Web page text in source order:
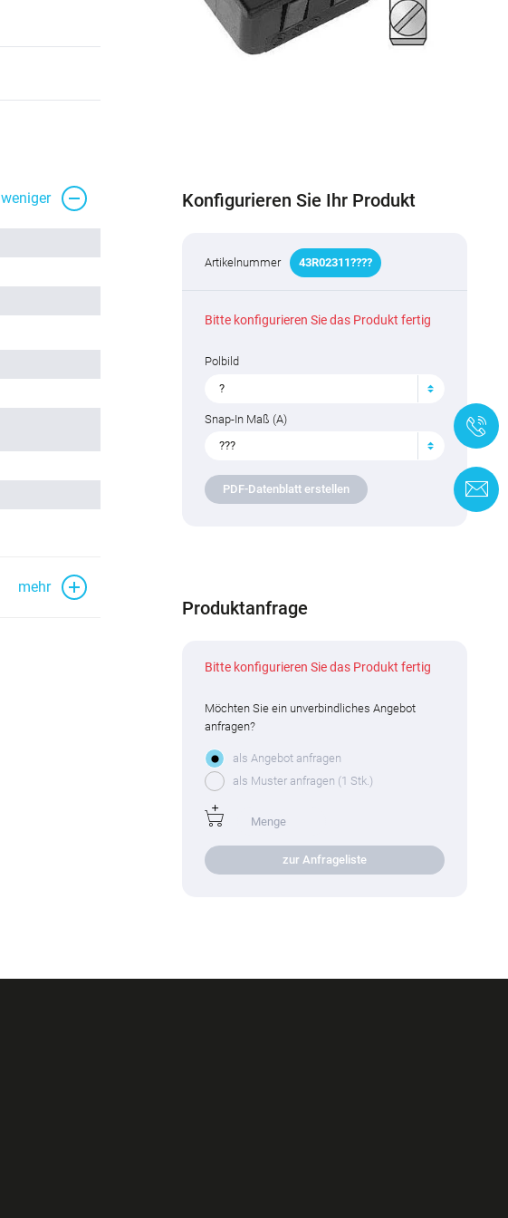
weniger
mehr
Konfigurieren Sie Ihr Produkt
Artikelnummer 43R0231 1????
Bitte konfigurieren Sie das Produkt fertig
Polbild
?
Snap-In Maß (A)
???
PDF-Datenblatt erstellen
Produktanfrage
Bitte konfigurieren Sie das Produkt fertig
Möchten Sie ein unverbindliches Angebot
anfragen?
als Angebot anfragen
als Muster anfragen (1 Stk.)
zur Anfrageliste